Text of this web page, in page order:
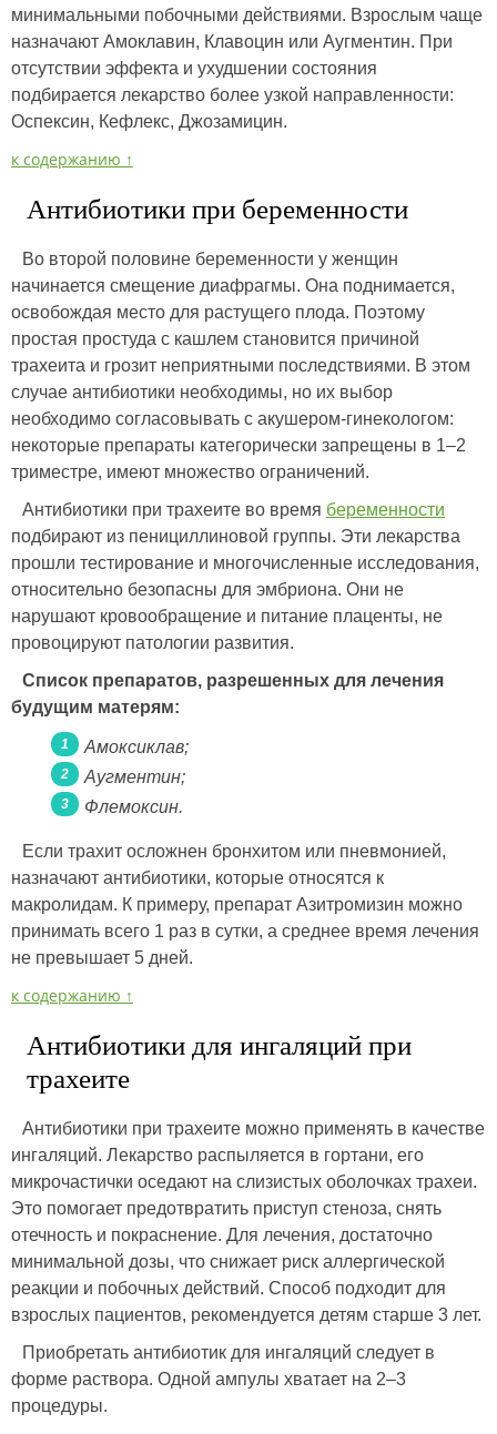
минимальными побочными действиями. Взрослым чаще
назначают Амоклавин, Клавоцин или Аугментин. При
отсутствии эффекта и ухудшении состояния
подбирается лекарство более узкой направленности:
Оспексин, Кефлекс, Джозамицин.
к содержанию ↑
Антибиотики при беременности
Во второй половине беременности у женщин
начинается смещение диафрагмы. Она поднимается,
освобождая место для растущего плода. Поэтому
простая простуда с кашлем становится причиной
трахеита и грозит неприятными последствиями. В этом
случае антибиотики необходимы, но их выбор
необходимо согласовывать с акушером-гинекологом:
некоторые препараты категорически запрещены в 1–2
триместре, имеют множество ограничений.
Антибиотики при трахеите во время беременности
подбирают из пенициллиновой группы. Эти лекарства
прошли тестирование и многочисленные исследования,
относительно безопасны для эмбриона. Они не
нарушают кровообращение и питание плаценты, не
провоцируют патологии развития.
Список препаратов, разрешенных для лечения
будущим матерям:
Амоксиклав;
Аугментин;
Флемоксин.
Если трахит осложнен бронхитом или пневмонией,
назначают антибиотики, которые относятся к
макролидам. К примеру, препарат Азитромизин можно
принимать всего 1 раз в сутки, а среднее время лечения
не превышает 5 дней.
к содержанию ↑
Антибиотики для ингаляций при
трахеите
Антибиотики при трахеите можно применять в качестве
ингаляций. Лекарство распыляется в гортани, его
микрочастички оседают на слизистых оболочках трахеи.
Это помогает предотвратить приступ стеноза, снять
отечность и покраснение. Для лечения, достаточно
минимальной дозы, что снижает риск аллергической
реакции и побочных действий. Способ подходит для
взрослых пациентов, рекомендуется детям старше 3 лет.
Приобретать антибиотик для ингаляций следует в
форме раствора. Одной ампулы хватает на 2–3
процедуры.